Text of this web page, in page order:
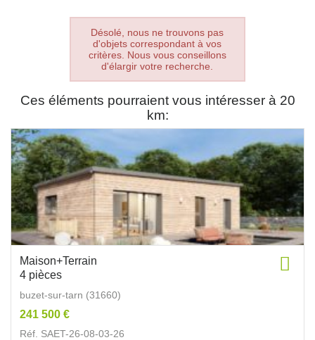
Désolé, nous ne trouvons pas
d'objets correspondant à vos
critères. Nous vous conseillons
d'élargir votre recherche.
Ces éléments pourraient vous intéresser à 20
km:
Maison+Terrain
4 pièces
buzet-sur-tarn (31660)
241 500 €
Réf. SAET-26-08-03-26